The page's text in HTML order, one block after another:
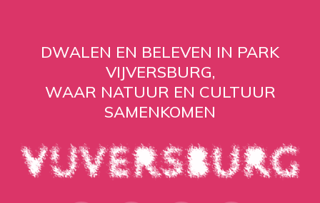
DWALEN EN BELEVEN IN PARK
VIJVERSBURG,
WAAR NATUUR EN CULTUUR
SAMENKOMEN